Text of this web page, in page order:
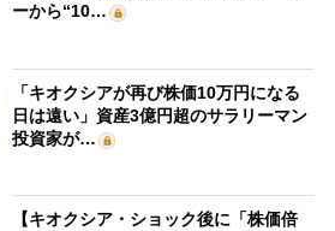
ーから“10…
「キオクシアが再び株価10万円になる
日は遠い」資産3億円超のサラリーマン
投資家が…
【キオクシア・ショック後に「株価倍